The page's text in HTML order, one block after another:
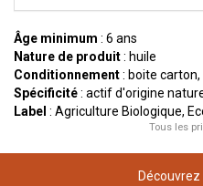
Âge minimum : 6 ans
Nature de produit: huile
Conditionnement: boite
Spécificité: actif d'origine
Label : Agriculture Biologique,
Tous les